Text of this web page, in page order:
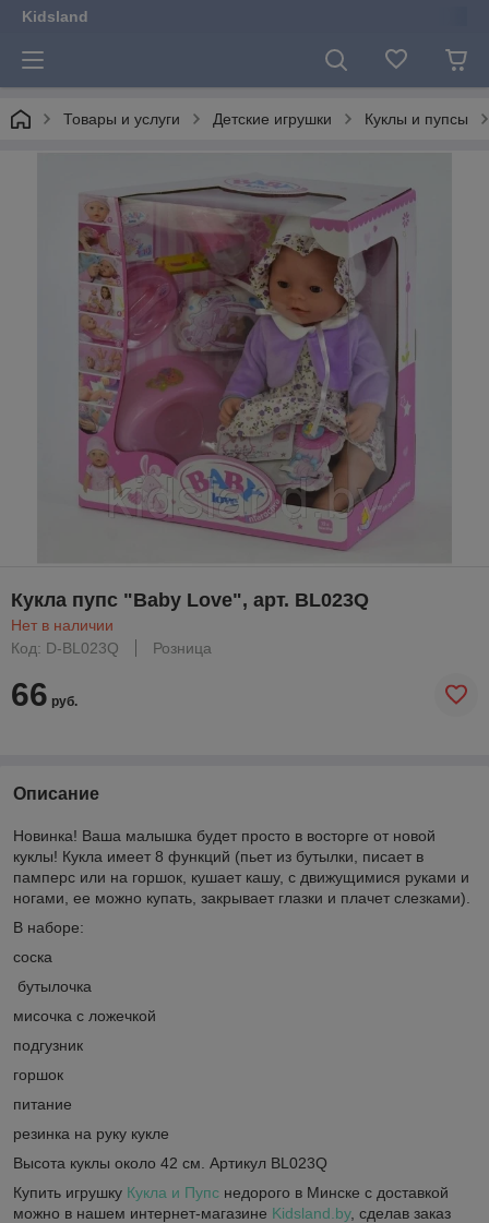
Kidsland
Товары и услуги Детские игрушки Куклы и пупсы
Кукла пупс "Baby Love", арт. BL023Q
Нет в наличии
Код: D-BL023Q
Розница
66 руб.
Описание
Новинка! Ваша малышка будет просто в восторге от новой
куклы! Кукла имеет 8 функций (пьет из бутылки, писает в
памперс или на горшок, кушает кашу, с движущимися руками и
ногами, ее можно купать, закрывает глазки и плачет слезками).
В наборе:
соска
бутылочка
мисочка с ложечкой
подгузник
горшок
питание
резинка на руку кукле
Высота куклы около 42 см. Артикул BL023Q
Купить игрушку Кукла и Пупс недорого в Минске с доставкой
можно в нашем интернет-магазине Kidsland.by, сделав заказ